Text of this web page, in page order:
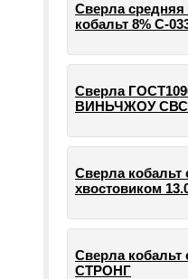
Сверла средняя
кобальт 8% С-
Сверла
ВИНЬЧЖОУ
Сверла кобальт
хвостовиком
Сверла кобальт
СТРОНГ